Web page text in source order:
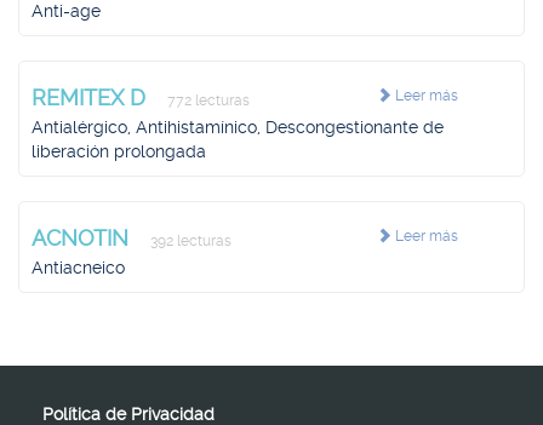
Anti-age
Leer más
REMITEX D 772 lecturas
Antialérgico, Antihistamínico, Descongestionante de
liberación prolongada
Leer más
ACNOTIN 392 lecturas
Antiacneico
Política de Privacidad